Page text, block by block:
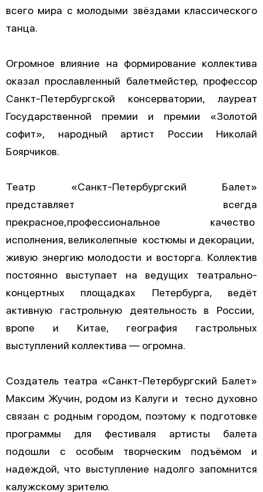
всего мира с молодыми звёздами классического
танца.
Огромное влияние на формирование коллектива
оказал прославленный балетмейстер, профессор
Санкт-Петербургской консерватории, лауреат
Государственной премии и премии «Золотой
софит», народный артист России Николай
Боярчиков.
Театр «Санкт-Петербургский Балет»
представляет всегда
прекрасное,профессиональное качество
исполнения, великолепные костюмы и декорации,
живую энергию молодости и восторга. Коллектив
постоянно выступает на ведущих театрально-
концертных площадках Петербурга, ведёт
активную гастрольную деятельность в России,
вропе и Китае, география гастрольных
выступлений коллектива — огромна.
Создатель театра «Санкт-Петербургский Балет»
Максим Жучин, родом из Калуги и тесно духовно
связан с родным городом, поэтому к подготовке
программы для фестиваля артисты балета
подошли с особым творческим подъёмом и
надеждой, что выступление надолго запомнится
калужскому зрителю.